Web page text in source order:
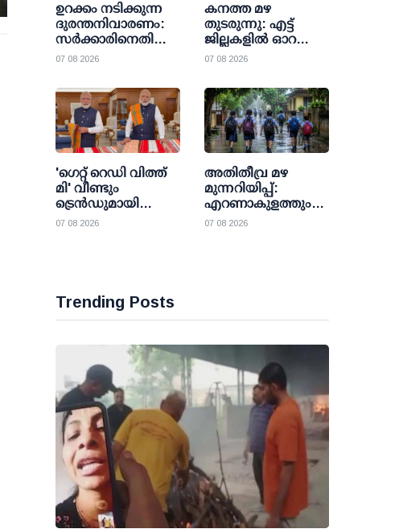
ഉറക്കം നടിക്കുന്ന
ദുരന്തനിവാരണം:
സര്‍ക്കാരിനെതിരെ
രൂക്ഷ
ലത്തീന്‍ സഭയും
മത്സ്യത്തൊഴിലാളി
സംഘടനകളും
07 08 2026
കനത്ത മഴ
തുടരുന്നു: എട്ട്
ജില്ലകളില്‍ ഓറഞ്ച്
അലര്‍ട്ട്;
കോളജുകള്‍ക്കും
അവധി
07 08 2026
'ഗെറ്റ് റെഡി വിത്ത്
മി' വീണ്ടും
ട്രെന്‍ഡുമായി
ഇന്‍സ്റ്റഗ്രാമില്‍
ചലഞ്ചുമായി
പ്രധാനമന്ത്രി
07 08 2026
അതിതീവ്ര മഴ
മുന്നറിയിപ്പ്:
എറണാകുളത്തും
തൃശൂരിലും
07 08 2026
Trending Posts